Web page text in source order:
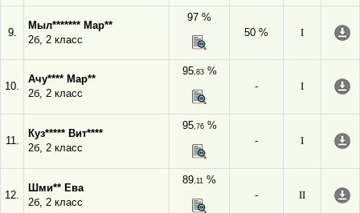
9.
Мыл******* Мар**
2б, 2 класс
97 %
50 %
I
10.
Ачу**** Мар**
2б, 2 класс
95,83%
-
I
11.
Куз***** Вит****
2б, 2 класс
95,76%
-
I
12.
Шми** Ева
2б, 2 класс
89,11 %
-
II